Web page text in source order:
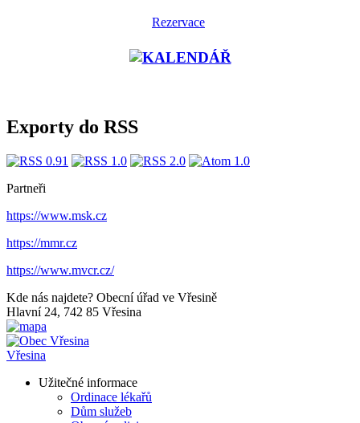
Rezervace
Exporty do RSS
Partneři
https://www.msk.cz
https://mmr.cz
https://www.mvcr.cz/
Kde nás najdete? Obecní úřad ve Vřesině
Hlavní 24, 742 85 Vřesina
Vřesina
Užitečné informace
Ordinace lékařů
Dům služeb